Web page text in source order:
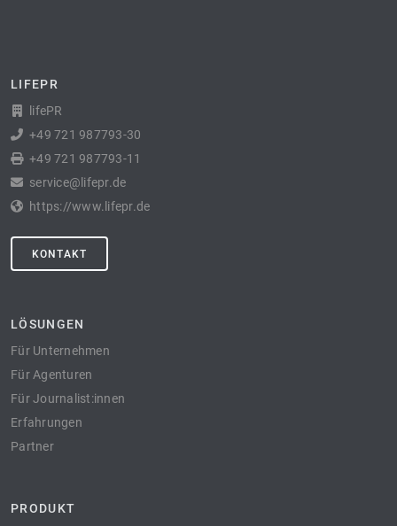
LIFEPR
lifePR
+49 721 987793-30
+49 721 987793-11
service@lifepr.de
https://www.lifepr.de
KONTAKT
LÖSUNGEN
Für Unternehmen
Für Agenturen
Für Journalist:innen
Erfahrungen
Partner
PRODUKT